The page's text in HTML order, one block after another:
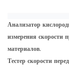
Анализатор
измерения скорости
материалов.
Тестер скорости